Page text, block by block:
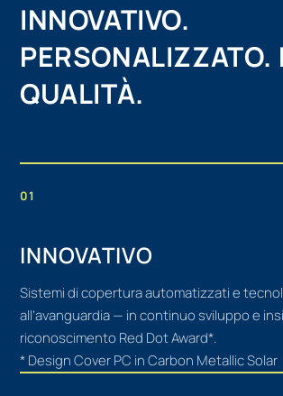
INNOVATIVO.
PERSONALIZZATO.
QUALITÀ.
01
INNOVATIVO
Sistemi di copertura automatizzati e
all’avanguardia — in continuo sviluppo e
riconoscimento Red Dot Award*.
* Design Cover PC in Carbon Metallic Solar